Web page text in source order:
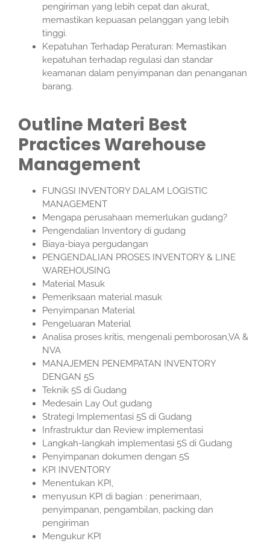
pengiriman yang lebih cepat dan akurat,
memastikan kepuasan pelanggan yang lebih
tinggi.
Kepatuhan Terhadap Peraturan: Memastikan
kepatuhan terhadap regulasi dan standar
keamanan dalam penyimpanan dan penanganan
barang.
Outline Materi Best
Practices Warehouse
Management
FUNGSI INVENTORY DALAM LOGISTIC
MANAGEMENT
Mengapa perusahaan memerlukan gudang?
Pengendalian Inventory di gudang
Biaya-biaya pergudangan
PENGENDALIAN PROSES INVENTORY & LINE
WAREHOUSING
Material Masuk
Pemeriksaan material masuk
Penyimpanan Material
Pengeluaran Material
Analisa proses kritis, mengenali pemborosan,VA &
NVA
MANAJEMEN PENEMPATAN INVENTORY
DENGAN 5S
Teknik 5S di Gudang
Medesain Lay Out gudang
Strategi Implementasi 5S di Gudang
Infrastruktur dan Review implementasi
Langkah-langkah implementasi 5S di Gudang
Penyimpanan dokumen dengan 5S
KPI INVENTORY
Menentukan KPI,
menyusun KPI di bagian : penerimaan,
penyimpanan, pengambilan, packing dan
pengiriman
Mengukur KPI